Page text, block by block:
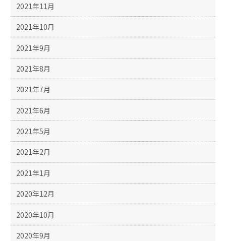
2021年11月
2021年10月
2021年9月
2021年8月
2021年7月
2021年6月
2021年5月
2021年2月
2021年1月
2020年12月
2020年10月
2020年9月